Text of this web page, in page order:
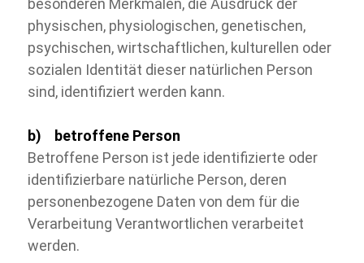
besonderen Merkmalen, die Ausdruck der
physischen, physiologischen, genetischen,
psychischen, wirtschaftlichen, kulturellen oder
sozialen Identität dieser natürlichen Person
sind, identifiziert werden kann.
b) betroffene Person
Betroffene Person ist jede identifizierte oder
identifizierbare natürliche Person, deren
personenbezogene Daten von dem für die
Verarbeitung Verantwortlichen verarbeitet
werden.